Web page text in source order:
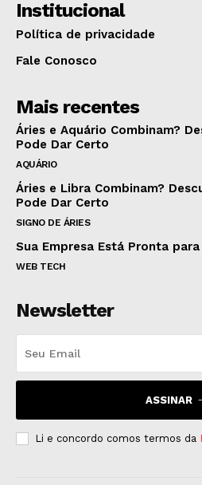
Institucional
Política de privacidade
Fale Conosco
Mais recentes
Áries e Aquário Combinam?
Pode Dar Certo
AQUÁRIO
Áries e Libra Combinam?
Pode Dar Certo
SIGNO DE ÁRIES
Sua Empresa Está Pronta para
WEB TECH
Newsletter
ASSINAR
Li e concordo comos termos da